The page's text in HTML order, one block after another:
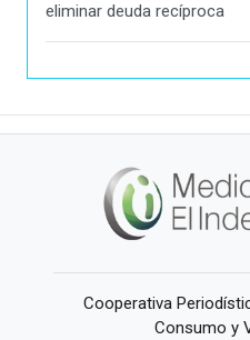
eliminar deuda recíproca
Cooperativa
Consumo y